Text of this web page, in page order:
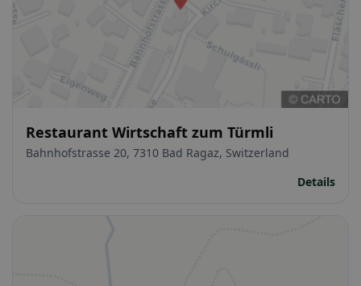
Restaurant Wirtschaft zum Türmli
Bahnhofstrasse 20, 7310 Bad Ragaz, Switzerland
Details